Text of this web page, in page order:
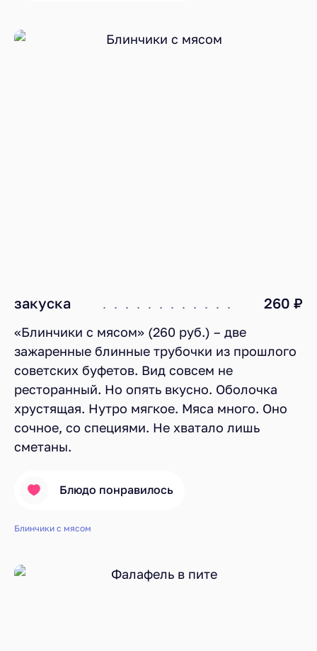
закуска 260 ₽
«Блинчики с мясом» (260 руб.) – две
зажаренные блинные трубочки из прошлого
советских буфетов. Вид совсем не
ресторанный. Но опять вкусно. Оболочка
хрустящая. Нутро мягкое. Мяса много. Оно
сочное, со специями. Не хватало лишь
сметаны.
Блюдо понравилось
Блинчики с мясом